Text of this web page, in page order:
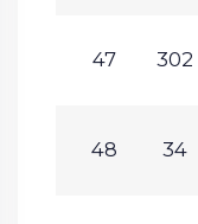
47 302
48 34